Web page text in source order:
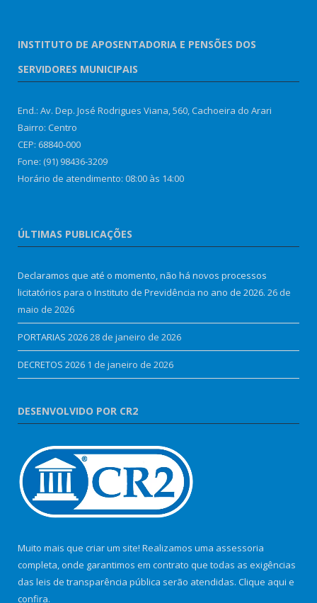
INSTITUTO DE APOSENTADORIA E PENSÕES DOS
SERVIDORES MUNICIPAIS
End.: Av. Dep. José Rodrigues Viana, 560, Cachoeira do Arari
Bairro: Centro
CEP: 68840-000
Fone: (91) 98436-3209
Horário de atendimento: 08:00 às 14:00
ÚLTIMAS PUBLICAÇÕES
Declaramos que até o momento, não há novos processos
licitatórios para o Instituto de Previdência no ano de 2026. 26 de
maio de 2026
PORTARIAS 202628 de janeiro de 2026
DECRETOS 2026 1 de janeiro de 2026
DESENVOLVIDO POR CR2
Muito mais que criar um site! Realizamos uma assessoria
completa, onde garantimos em contrato que todas as exigências
das leis de transparência pública serão atendidas. Clique aqui e
confira.